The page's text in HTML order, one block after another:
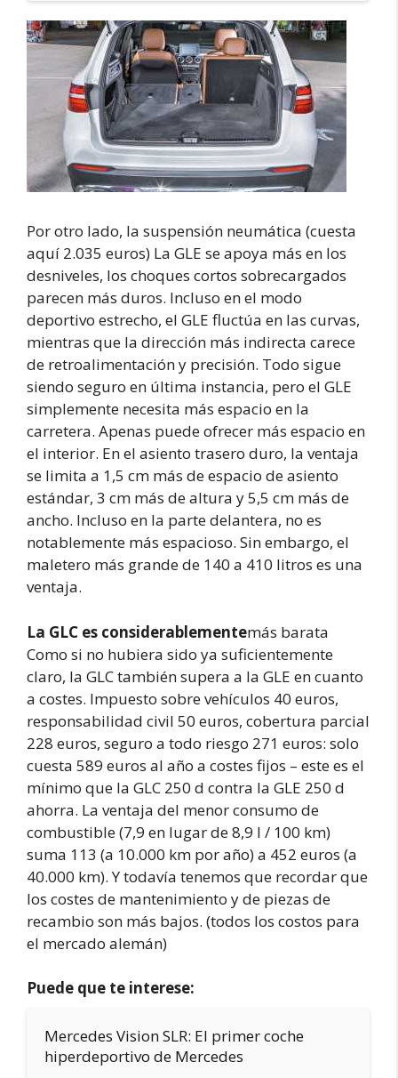
Por otro lado, la suspensión neumática (cuesta
aquí 2.035 euros) La GLE se apoya más en los
desniveles, los choques cortos sobrecargados
parecen más duros. Incluso en el modo
deportivo estrecho, el GLE fluctúa en las curvas,
mientras que la dirección más indirecta carece
de retroalimentación y precisión. Todo sigue
siendo seguro en última instancia, pero el GLE
simplemente necesita más espacio en la
carretera. Apenas puede ofrecer más espacio en
el interior. En el asiento trasero duro, la ventaja
se limita a 1,5 cm más de espacio de asiento
estándar, 3 cm más de altura y 5,5 cm más de
ancho. Incluso en la parte delantera, no es
notablemente más espacioso. Sin embargo, el
maletero más grande de 140 a 410 litros es una
ventaja.
La GLC es considerablementemás barata
Como si no hubiera sido ya suficientemente
claro, la GLC también supera a la GLE en cuanto
a costes. Impuesto sobre vehículos 40 euros,
responsabilidad civil 50 euros, cobertura parcial
228 euros, seguro a todo riesgo 271 euros: solo
cuesta 589 euros al año a costes fijos – este es el
mínimo que la GLC 250 d contra la GLE 250 d
ahorra. La ventaja del menor consumo de
combustible (7,9 en lugar de 8,9 l / 100 km)
suma 113 (a 10.000 km por año) a 452 euros (a
40.000 km). Y todavía tenemos que recordar que
los costes de mantenimiento y de piezas de
recambio son más bajos. (todos los costos para
el mercado alemán)
Puede que te interese:
Mercedes Vision SLR: El primer coche
hiperdeportivo de Mercedes